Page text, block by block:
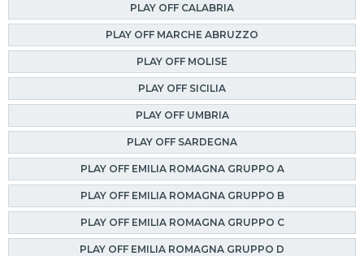
PLAY OFF CALABRIA
PLAY OFF MARCHE ABRUZZO
PLAY OFF MOLISE
PLAY OFF SICILIA
PLAY OFF UMBRIA
PLAY OFF SARDEGNA
PLAY OFF EMILIA ROMAGNA GRUPPO A
PLAY OFF EMILIA ROMAGNA GRUPPO B
PLAY OFF EMILIA ROMAGNA GRUPPO C
PLAY OFF EMILIA ROMAGNA GRUPPO D